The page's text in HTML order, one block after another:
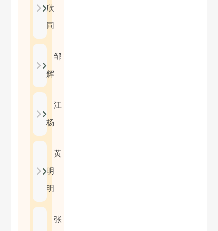
欣
同
邹
辉
江
杨
黄
明
明
张